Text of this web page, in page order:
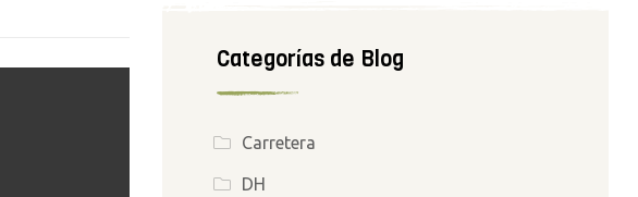
Categorías de Blog
Carretera
DH